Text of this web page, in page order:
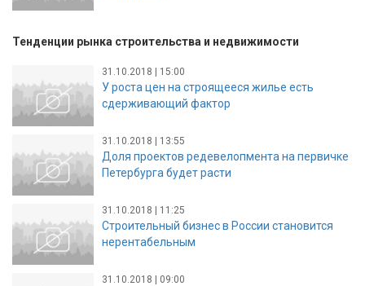
Тенденции рынка строительства и недвижимости
31.10.2018 | 15:00
У роста цен на строящееся жилье есть
сдерживающий фактор
31.10.2018 | 13:55
Доля проектов редевелопмента на первичке
Петербурга будет расти
31.10.2018 | 11:25
Строительный бизнес в России становится
нерентабельным
31.10.2018 | 09:00